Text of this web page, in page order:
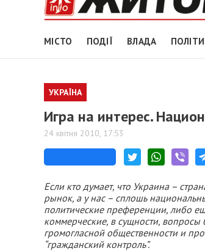
МІСТО ПОДІЇ ВЛАДА
УКРАЇНА
Игра на интерес.
24 квітня 2010, 17:53
Если кто думает, что Украина –
рынок, а у нас – сплошь
политические преференции, либо
коммерческие, в сущности, вопросы
громогласной общественности и
“гражданский контроль”.